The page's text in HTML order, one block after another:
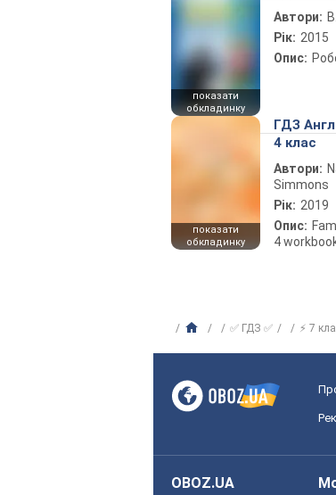
показати
обкладинку
Автори:
Рік: 2015
Опис:
показати
обкладинку
ГДЗ
4 клас
Автори:
Simmons
Рік: 2019
Опис:
4
✅ ГДЗ ✅ ⚡ 7
OBOZ.UA